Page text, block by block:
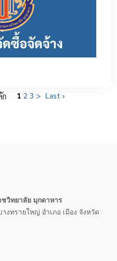
1 2 3 > Last ›
วิทยาลัย มุกดาหาร
ทรายใหญ่ อำเภอ เมือง จังหวัด